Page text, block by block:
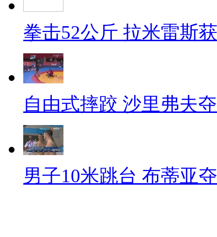
拳击52公斤 拉米雷斯
自由式摔跤 沙里弗夫
男子10米跳台 布蒂亚